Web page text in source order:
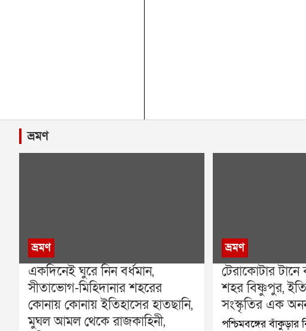
ভ্রমণ
ভ্রমণ
একদিনেই ঘুরে নিন বর্ধমান,
সীতাভোগ-মিহিদানার শহরের
কোনায় কোনায় ইতিহাসের হাতছানি,
মুঘল আমল থেকে রাজকাহিনী,
ভ্রমণ
টেরাকোটার টানে
শহর বিষ্ণুপুর,
সংস্কৃতির এক
পশ্চিমবঙ্গের